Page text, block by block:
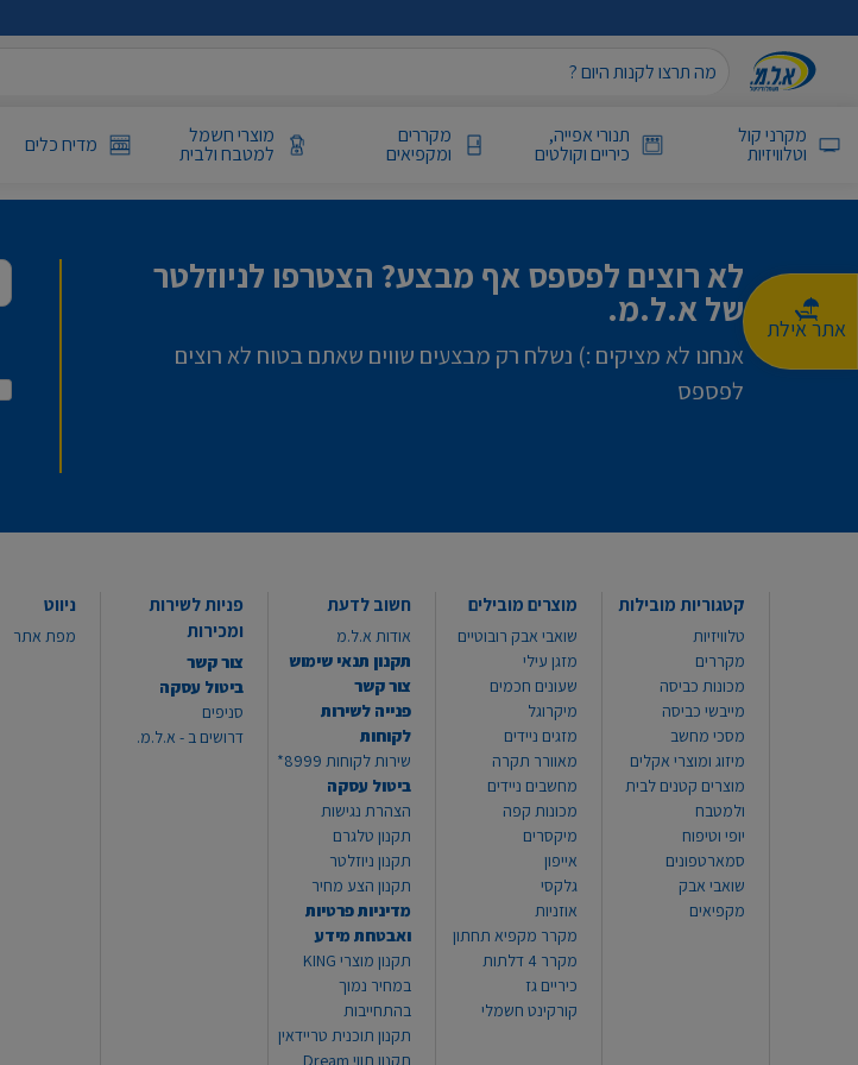
אתר אילת
מקרני קול
וטלוויזיות
תנורי אפייה,
כיריים וקולטים
מקררים
ומקפיאים
מוצרי חשמל
למטבח ולבית מדיח כלים
לא רוצים לפספס אף מבצע? הצטרפו לניוזלטר
של א.ל.מ.
אנחנו לא מציקים :) נשלח רק מבצעים שווים שאתם בטוח לא רוצים
לפספס
קטגוריות מובילות
טלוויזיות
מקררים
מכונות כביסה
מייבשי כביסה
מסכי מחשב
מיזוג ומוצרי אקלים
מוצרים קטנים לבית
ולמטבח
יופי וטיפוח
סמארטפונים
שואבי אבק
מקפיאים
מוצרים מובילים
שואבי אבק רובוטיים
מזגן עילי
שעונים חכמים
מיקרוגל
מזגים ניידים
מאוורר תקרה
מחשבים ניידים
מכונות קפה
מיקסרים
אייפון
גלקסי
אוזניות
מקרר מקפיא תחתון
מקרר 4 דלתות
כיריים גז
קורקינט חשמלי
חשוב לדעת
אודות א.ל.מ
תקנון תנאי שימוש
צור קשר
פנייה לשירות
לקוחות
שירות לקוחות 8999*
ביטול עסקה
הצהרת נגישות
תקנון טלגרם
תקנון ניוזלטר
תקנון הצע מחיר
מדיניות פרטיות
ואבטחת מידע
תקנון מוצרי KING
במחיר נמוך
בהתחייבות
תקנון תוכנית טריידאין
תקנון תווי Dream
פניות לשירות
ומכירות
צור קשר
ביטול עסקה
סניפים
דרושים ב - א.ל.מ.
ניווט
מפת אתר